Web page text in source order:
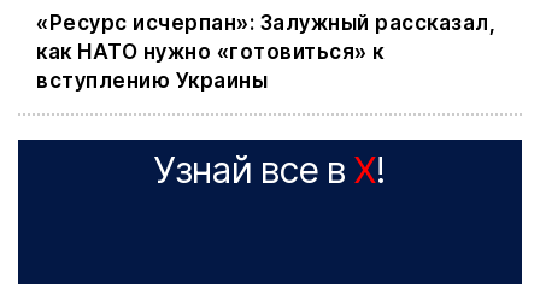
«Ресурс исчерпан»: Залужный рассказал,
как НАТО нужно «готовиться» к
вступлению Украины
Узнай все в X!